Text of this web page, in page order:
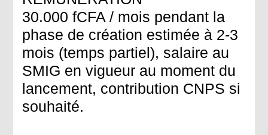
30.000 fCFA / mois pendant la
phase de création estimée à 2-3
mois (temps partiel), salaire au
SMIG en vigueur au moment du
lancement, contribution CNPS si
souhaité.